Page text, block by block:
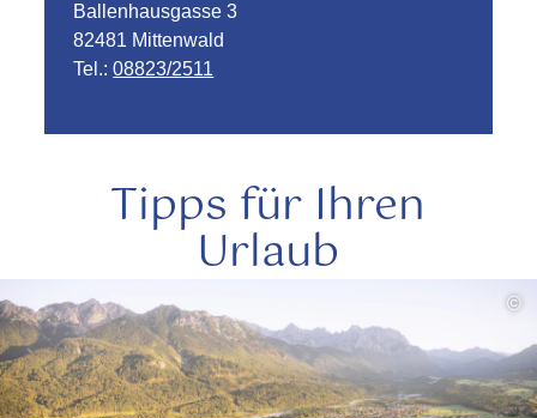
Ballenhausgasse 3
82481 Mittenwald
Tel.:08823/2511
Tipps für Ihren
Urlaub
©